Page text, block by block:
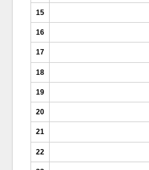
15
16
17
18
19
20
21
22